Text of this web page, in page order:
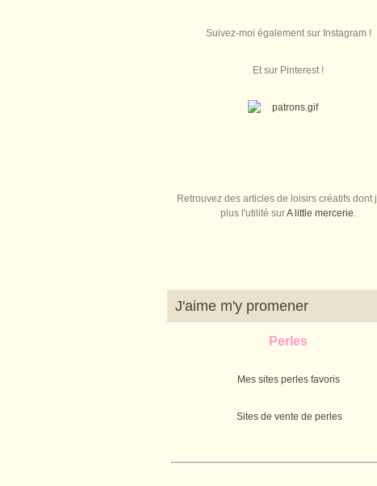
Suivez-moi également sur Instagram !
Et sur Pinterest !
Retrouvez des articles de loisirs créatifs dont
plus l'utilité surA little mercerie.
J'aime m'y promener
Perles
Mes sites perles favoris
Sites de vente de perles